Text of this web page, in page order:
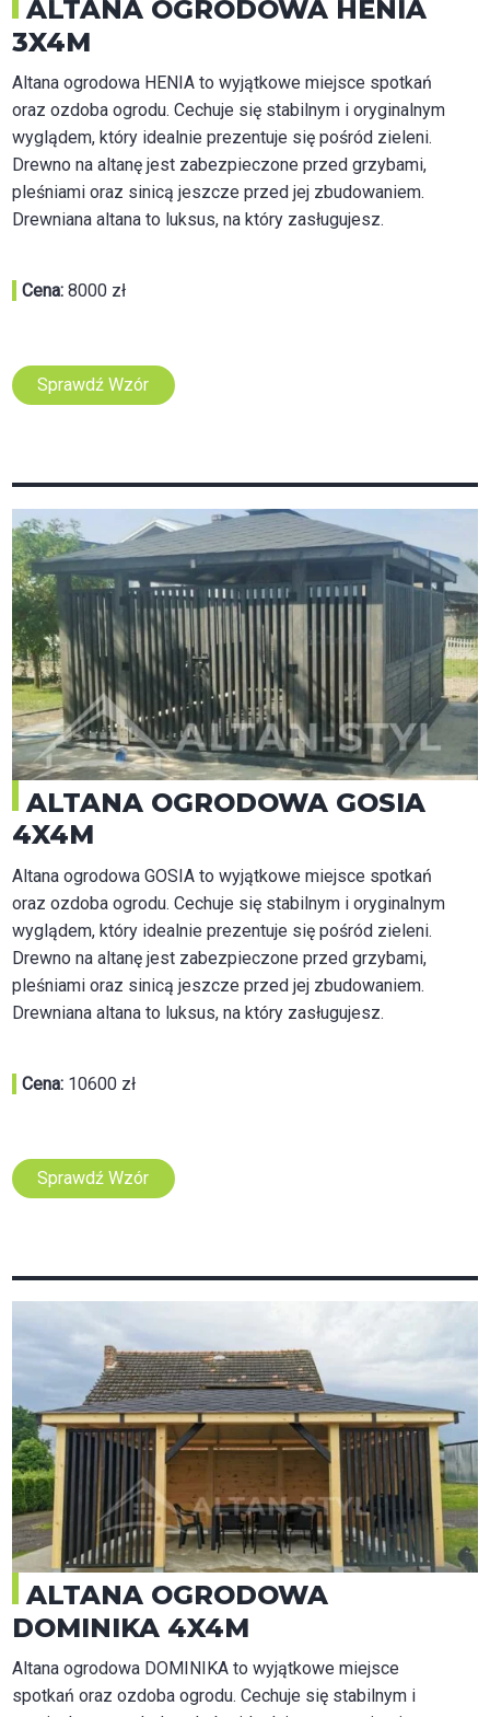
ALTANA OGRODOWA HENIA
3X4M
Altana ogrodowa HENIA to wyjątkowe miejsce spotkań
oraz ozdoba ogrodu. Cechuje się stabilnym i oryginalnym
wyglądem, który idealnie prezentuje się pośród zieleni.
Drewno na altanę jest zabezpieczone przed grzybami,
pleśniami oraz sinicą jeszcze przed jej zbudowaniem.
Drewniana altana to luksus, na który zasługujesz.
Cena:8000 zł
Sprawdź Wzór
ALTANA OGRODOWA GOSIA
4X4M
Altana ogrodowa GOSIA to wyjątkowe miejsce spotkań
oraz ozdoba ogrodu. Cechuje się stabilnym i oryginalnym
wyglądem, który idealnie prezentuje się pośród zieleni.
Drewno na altanę jest zabezpieczone przed grzybami,
pleśniami oraz sinicą jeszcze przed jej zbudowaniem.
Drewniana altana to luksus, na który zasługujesz.
Cena: 10600 zł
Sprawdź Wzór
ALTANA OGRODOWA
DOMINIKA 4X4M
Altana ogrodowa DOMINIKA to wyjątkowe miejsce
spotkań oraz ozdoba ogrodu. Cechuje się stabilnym i